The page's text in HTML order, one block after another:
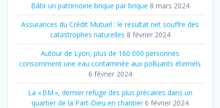
Bâtir un patrimoine brique par brique 8 mars 2024
Assurances du Crédit Mutuel : le résultat net souffre des
catastrophes naturelles 8 février 2024
Autour de Lyon, plus de 160 000 personnes
consomment une eau contaminée aux polluants éternels
6 février 2024
La « BM », dernier refuge des plus précaires dans un
quartier de la Part‐Dieu en chantier 6 février 2024